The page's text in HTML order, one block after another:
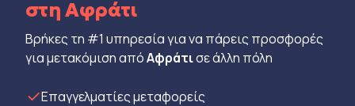
στη Αφράτι
Βρήκες τη #1 υπηρεσία για να πάρεις προσφορές
για μετακόμιση απόΑφράτισε άλλη πόλη
Eπαγγελματίες μεταφορείς